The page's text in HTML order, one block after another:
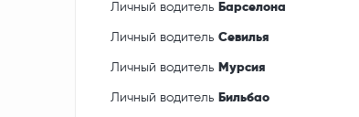
Личный водитель Барселона
Личный водитель Севилья
Личный водитель Мурсия
Личный водитель Бильбао